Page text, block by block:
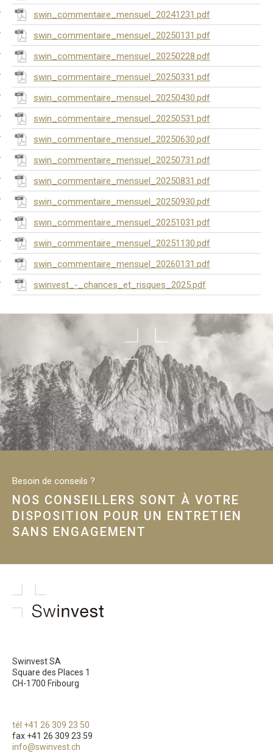
swin_commentaire_mensuel_20241231.pdf
swin_commentaire_mensuel_20250131.pdf
swin_commentaire_mensuel_20250228.pdf
swin_commentaire_mensuel_20250331.pdf
swin_commentaire_mensuel_20250430.pdf
swin_commentaire_mensuel_20250531.pdf
swin_commentaire_mensuel_20250630.pdf
swin_commentaire_mensuel_20250731.pdf
swin_commentaire_mensuel_20250831.pdf
swin_commentaire_mensuel_20250930.pdf
swin_commentaire_mensuel_20251031.pdf
swin_commentaire_mensuel_20251130.pdf
swin_commentaire_mensuel_20260131.pdf
swinvest_-_chances_et_risques_2025.pdf
Besoin de conseils ?
NOS CONSEILLERS SONT À VOTRE
DISPOSITION POUR UN ENTRETIEN
SANS ENGAGEMENT
Swinvest SA
Square des Places 1
CH-1700 Fribourg
tél +41 26 309 23 50
fax +41 26 309 23 59
info@swinvest.ch